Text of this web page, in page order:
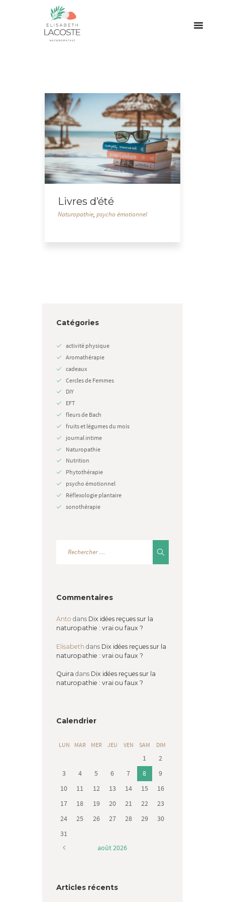
Livres d’été
Naturopathie,psycho émotionnel
Catégories
activité physique
Aromathérapie
cadeaux
Cercles de Femmes
DIY
EFT
fleurs de Bach
fruits et légumes du mois
journal intime
Naturopathie
Nutrition
Phytothérapie
psycho émotionnel
Réflexologie plantaire
sonothérapie
Commentaires
Anto dans Dix idées reçues sur la
naturopathie : vrai ou faux ?
Elisabeth dans Dix idées reçues sur la
naturopathie : vrai ou faux ?
Quira dans Dix idées reçues sur la
naturopathie : vrai ou faux ?
Calendrier
LUN MAR MER JEU VEN SAM DIM
1
2
3
4 5 6 7 8
9
10
11 12 13 14 15
16
17
18 19 20 21 22
23
24
25 26 27 28 29
30
31
août2026
Articles récents